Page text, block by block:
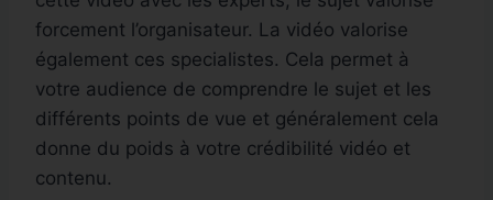
forcement l’organisateur. La vidéo valorise
également ces specialistes. Cela permet à
votre audience de comprendre le sujet et les
différents points de vue et généralement cela
donne du poids à votre crédibilité vidéo et
contenu.